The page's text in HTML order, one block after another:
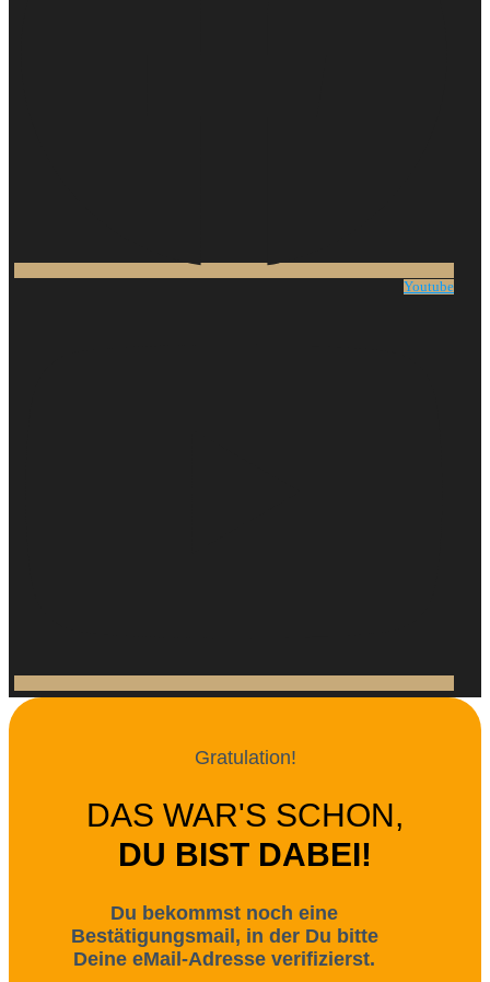
Youtube
Gratulation!
DAS WAR'S SCHON,
DU BIST DABEI!
Du bekommst noch eine
Bestätigungsmail, in der Du bitte
Deine eMail-Adresse verifizierst.